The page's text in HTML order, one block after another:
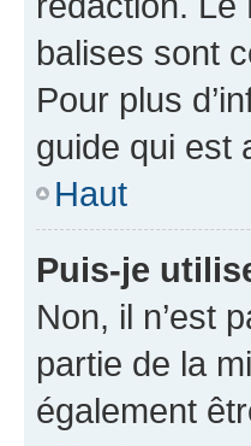
balises sont
Pour plus
guide qui est
Haut
Puis-je
Non, il n’est
partie de la
également